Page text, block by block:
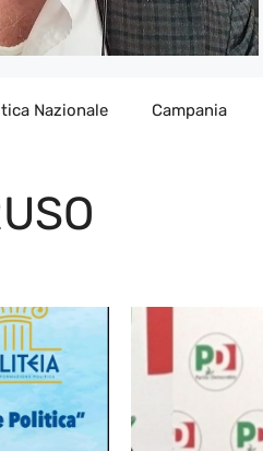
Nazionale Campania